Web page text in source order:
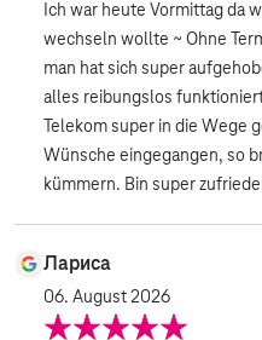
Ich war heute Vormittag da
wechseln wollte ~ Ohne
man hat sich super
alles reibungslos
Telekom super in die Wege
Wünsche eingegangen, so
kümmern. Bin super
Лариса
06. August 2026